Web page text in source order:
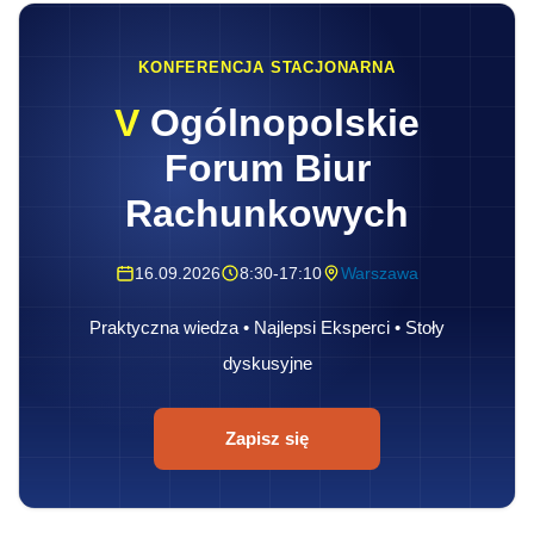
KONFERENCJA STACJONARNA
V Ogólnopolskie
Forum Biur
Rachunkowych
16.09.2026 8:30-17:10 Warszawa
Praktyczna wiedza • Najlepsi Eksperci • Stoły
dyskusyjne
Zapisz się